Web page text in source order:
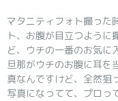
マタニティフォト撮った
ト、お腹が目立つよう
ど、ウチの一番のお気に
旦那がウチのお腹に耳を
真なんですけど、全然狙
写真になってて、プロ